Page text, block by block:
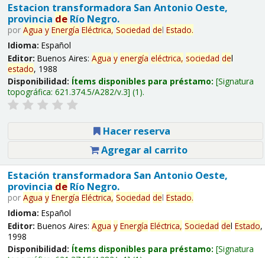
Estacion transformadora San Antonio Oeste,
provincia deRío Negro.
por Agua y Energía Eléctrica, Sociedad del Estado.
Idioma: Español
Editor: Buenos Aires: Agua y energía eléctrica, sociedad del
estado, 1988
Disponibilidad: Ítems disponibles para préstamo: Signatura
topográfica: 621.374.5/A282/v.3 (1).
Hacer reserva
Agregar al carrito
Estación transformadora San Antonio Oeste,
provincia deRío Negro.
por Agua y Energía Eléctrica, Sociedad del Estado.
Idioma: Español
Editor: Buenos Aires: Agua y Energía Eléctrica, Sociedad del Estado,
1998
Disponibilidad: Ítems disponibles para préstamo: Signatura